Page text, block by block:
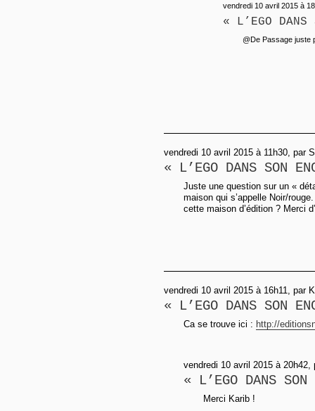
vendredi 10 avril 2015 à
« L’EGO DANS
@De Passage juste
vendredi 10 avril 2015 à 11h30, par
« L’EGO DANS SON
Juste une question sur un «
maison qui s’appelle Noir/
cette maison d’édition ? Merci
vendredi 10 avril 2015 à 16h11, par
« L’EGO DANS SON
Ca se trouve ici : http://
vendredi 10 avril 2015 à 20h42,
« L’EGO DANS SON
Merci Karib !